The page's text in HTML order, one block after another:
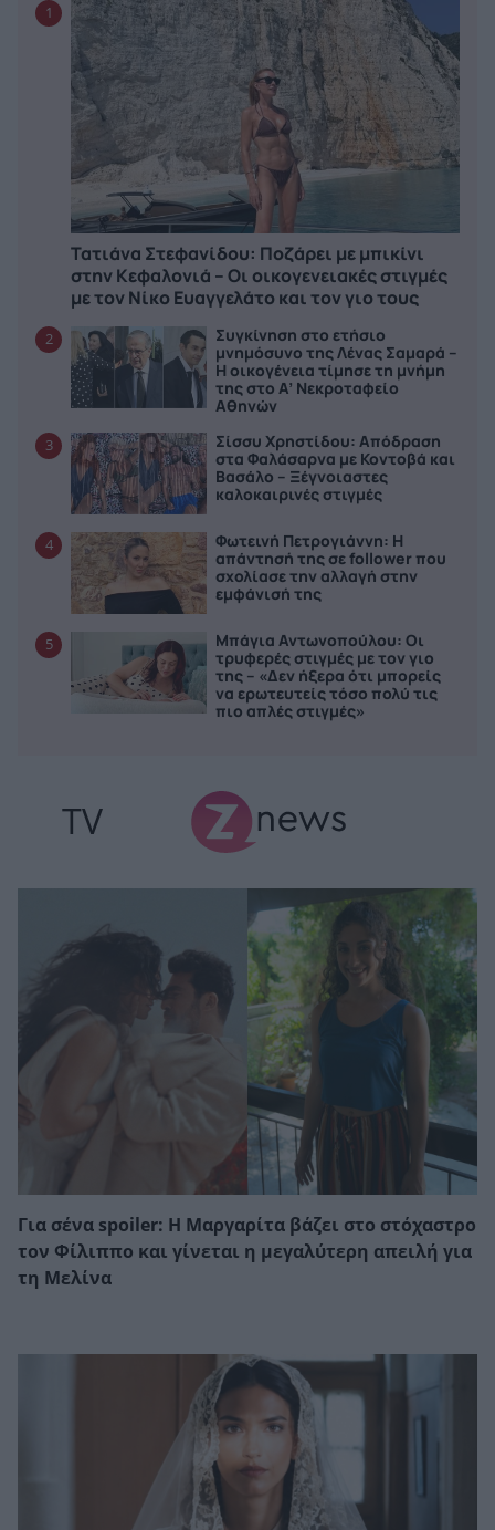
1
Τατιάνα Στεφανίδου: Ποζάρει με μπικίνι
στην Κεφαλονιά – Οι οικογενειακές στιγμές
με τον Νίκο Ευαγγελάτο και τον γιο τους
2
Συγκίνηση στο ετήσιο
μνημόσυνο της Λένας Σαμαρά –
Η οικογένεια τίμησε τη μνήμη
της στο Α’ Νεκροταφείο
Αθηνών
3
Σίσσυ Χρηστίδου: Απόδραση
στα Φαλάσαρνα με Κοντοβά και
Βασάλο – Ξέγνοιαστες
καλοκαιρινές στιγμές
4
Φωτεινή Πετρογιάννη: Η
απάντησή της σε follower που
σχολίασε την αλλαγή στην
εμφάνισή της
5
Μπάγια Αντωνοπούλου: Οι
τρυφερές στιγμές με τον γιο
της – «Δεν ήξερα ότι μπορείς
να ερωτευτείς τόσο πολύ τις
πιο απλές στιγμές»
TV
Για σένα spoiler: Η Μαργαρίτα βάζει στο στόχαστρο
τον Φίλιππο και γίνεται η μεγαλύτερη απειλή για
τη Μελίνα